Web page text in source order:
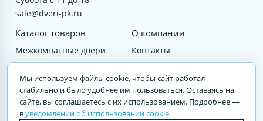
sale@dveri-pk.ru
Каталог товаров
Межкомнатные двери
Входные двери
Услуги
О компании
Контакты
Мы используем файлы cookie, чтобы сайт работал
стабильно и было удобнее им пользоваться. Оставаясь на
сайте, вы соглашаетесь с их использованием. Подробнее —
вуведомлении об использовании cookie.